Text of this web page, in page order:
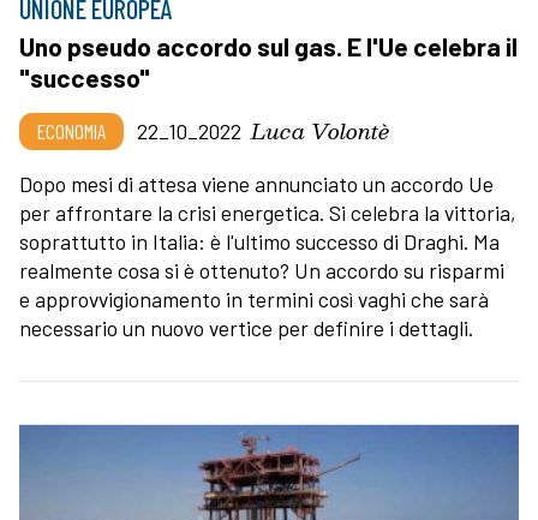
UNIONE EUROPEA
Uno pseudo accordo sul gas. E l'Ue celebra il
"successo"
ECONOMIA 22_10_2022 Luca Volontè
Dopo mesi di attesa viene annunciato un accordo Ue
per affrontare la crisi energetica. Si celebra la vittoria,
soprattutto in Italia: è l'ultimo successo di Draghi. Ma
realmente cosa si è ottenuto? Un accordo su risparmi
e approvvigionamento in termini così vaghi che sarà
necessario un nuovo vertice per definire i dettagli.